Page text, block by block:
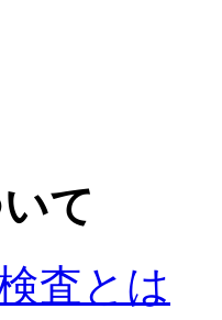
て
査とは